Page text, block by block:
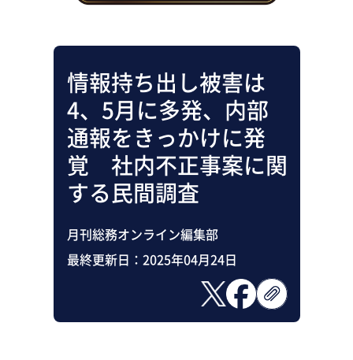
情報持ち出し被害は
4、5月に多発、内部
通報をきっかけに発
覚 社内不正事案に関
する民間調査
月刊総務オンライン編集部
最終更新日： 2025年04月24日